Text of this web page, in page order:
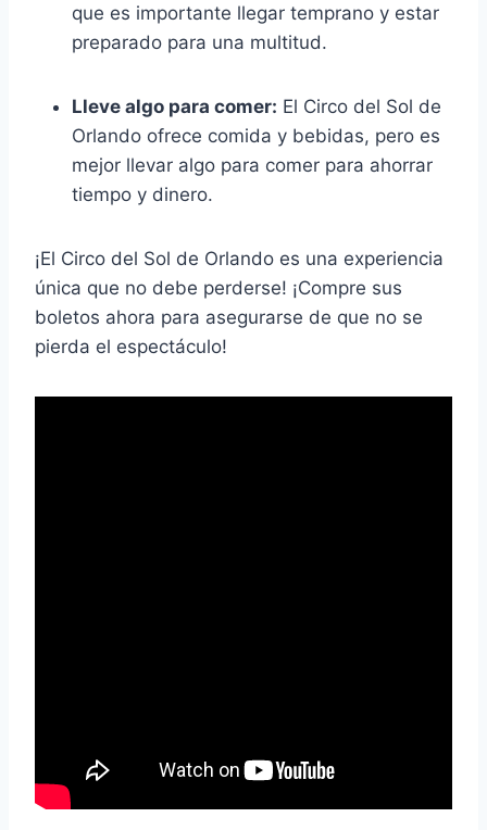
que es importante llegar temprano y estar
preparado para una multitud.
Lleve algo para comer: El Circo del Sol de
Orlando ofrece comida y bebidas, pero es
mejor llevar algo para comer para ahorrar
tiempo y dinero.
¡El Circo del Sol de Orlando es una experiencia
única que no debe perderse! ¡Compre sus
boletos ahora para asegurarse de que no se
pierda el espectáculo!